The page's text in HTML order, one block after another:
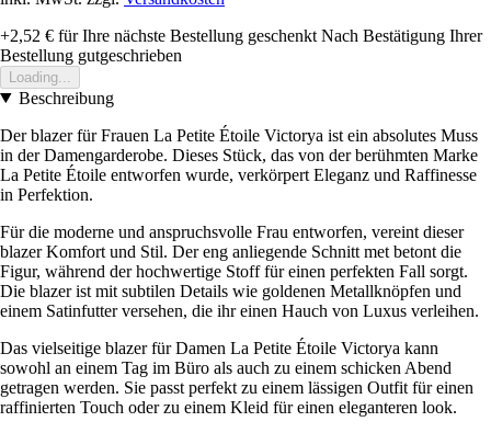
+2,52 € für Ihre nächste Bestellung geschenkt Nach Bestätigung Ihrer
Bestellung gutgeschrieben
Loading...
Beschreibung
Der blazer für Frauen La Petite Étoile Victorya ist ein absolutes Muss
in der Damengarderobe. Dieses Stück, das von der berühmten Marke
La Petite Étoile entworfen wurde, verkörpert Eleganz und Raffinesse
in Perfektion.
Für die moderne und anspruchsvolle Frau entworfen, vereint dieser
blazer Komfort und Stil. Der eng anliegende Schnitt met betont die
Figur, während der hochwertige Stoff für einen perfekten Fall sorgt.
Die blazer ist mit subtilen Details wie goldenen Metallknöpfen und
einem Satinfutter versehen, die ihr einen Hauch von Luxus verleihen.
Das vielseitige blazer für Damen La Petite Étoile Victorya kann
sowohl an einem Tag im Büro als auch zu einem schicken Abend
getragen werden. Sie passt perfekt zu einem lässigen Outfit für einen
raffinierten Touch oder zu einem Kleid für einen eleganteren look.